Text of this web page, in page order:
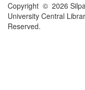
Copyright © 2026
University Central
Reserved.